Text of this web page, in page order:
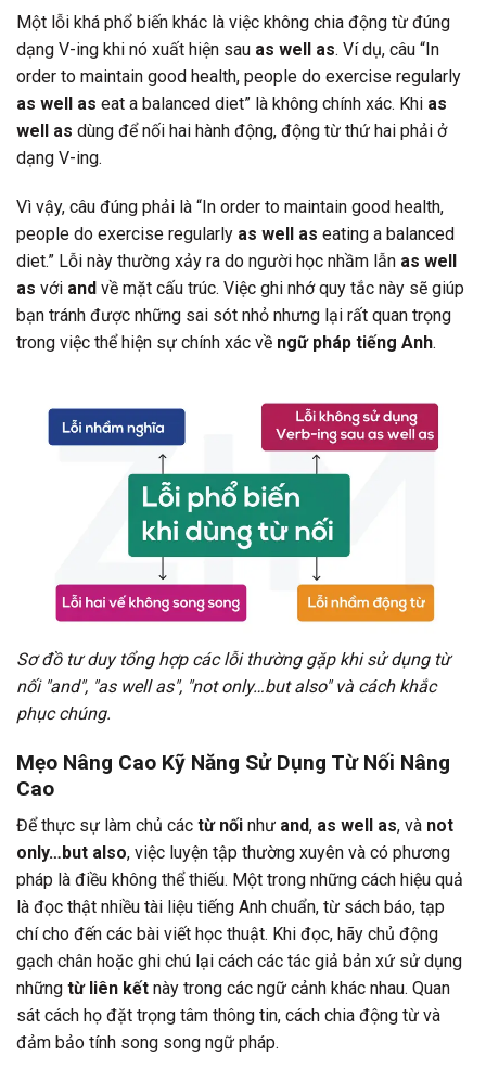
Một lỗi khá phổ biến khác là việc không chia động từ đúng
dạng V-ing khi nó xuất hiện sau as well as. Ví dụ, câu “In
order to maintain good health, people do exercise regularly
as well as eat a balanced diet” là không chính xác. Khi as
well as dùng để nối hai hành động, động từ thứ hai phải ở
dạng V-ing.
Vì vậy, câu đúng phải là “In order to maintain good health,
people do exercise regularly as well as eating a balanced
diet.” Lỗi này thường xảy ra do người học nhầm lẫn as well
as với and về mặt cấu trúc. Việc ghi nhớ quy tắc này sẽ giúp
bạn tránh được những sai sót nhỏ nhưng lại rất quan trọng
trong việc thể hiện sự chính xác về ngữ pháp tiếng Anh.
Sơ đồ tư duy tổng hợp các lỗi thường gặp khi sử dụng từ
nối "and", "as well as", "not only…but also" và cách khắc
phục chúng.
Mẹo Nâng Cao Kỹ Năng Sử Dụng Từ Nối Nâng
Cao
Để thực sự làm chủ các từ nối như and, as well as, và not
only…but also, việc luyện tập thường xuyên và có phương
pháp là điều không thể thiếu. Một trong những cách hiệu quả
là đọc thật nhiều tài liệu tiếng Anh chuẩn, từ sách báo, tạp
chí cho đến các bài viết học thuật. Khi đọc, hãy chủ động
gạch chân hoặc ghi chú lại cách các tác giả bản xứ sử dụng
những từ liên kết này trong các ngữ cảnh khác nhau. Quan
sát cách họ đặt trọng tâm thông tin, cách chia động từ và
đảm bảo tính song song ngữ pháp.